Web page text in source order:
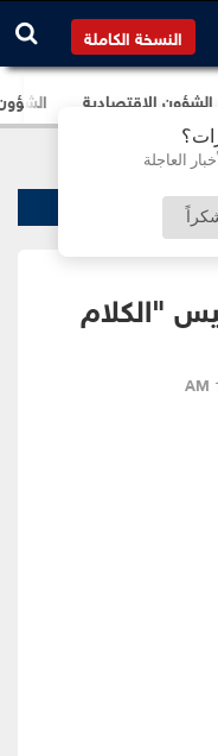
العاجلة
النسخة الكاملة
الشؤون الإقتصادية
"الكلام